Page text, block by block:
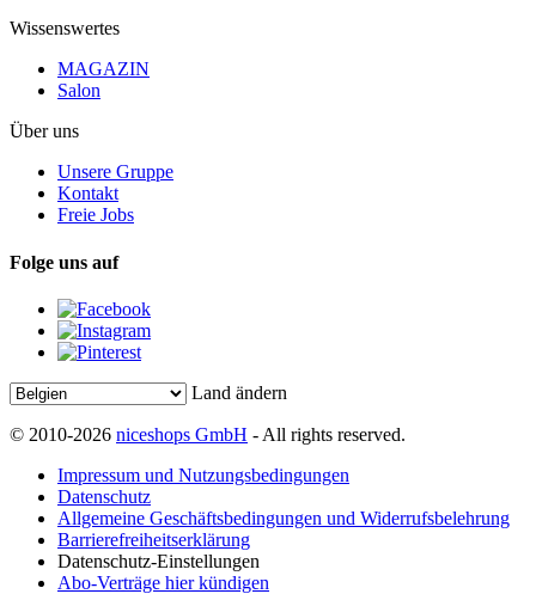
Wissenswertes
MAGAZIN
Salon
Über uns
Unsere Gruppe
Kontakt
Freie Jobs
Folge uns auf
Land ändern
© 2010-2026 niceshops GmbH - All rights reserved.
Impressum und Nutzungsbedingungen
Datenschutz
Allgemeine Geschäftsbedingungen und Widerrufsbelehrung
Barrierefreiheitserklärung
Datenschutz-Einstellungen
Abo-Verträge hier kündigen